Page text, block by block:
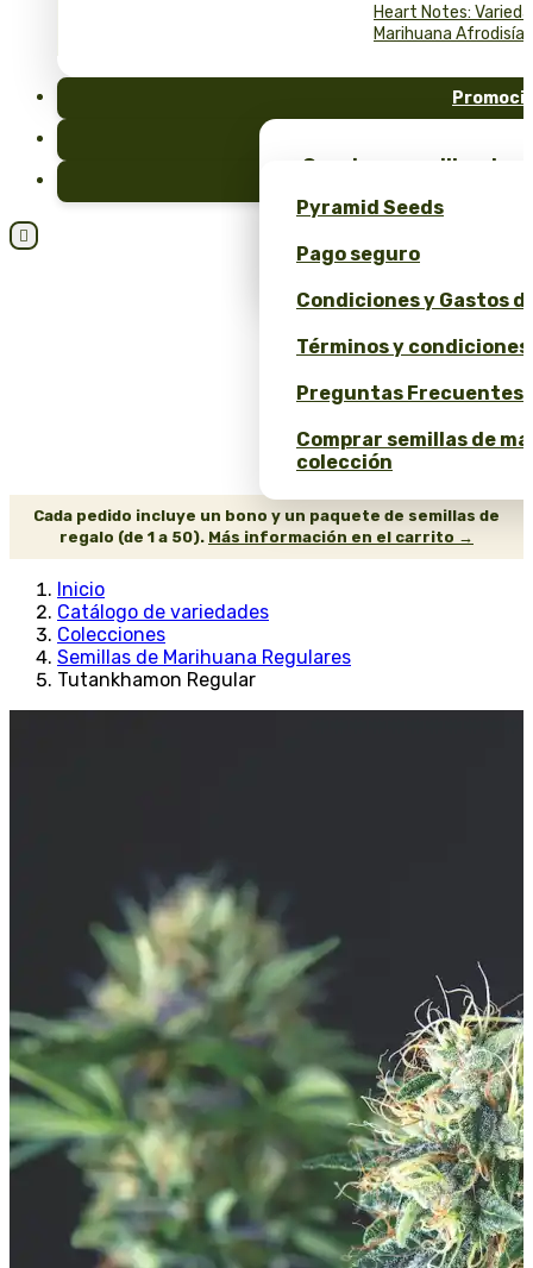
Heart Notes:
Marihuana
¡Consigue semillas de
Seeds!
Obtén un 10% de
Pyramid Seeds
Pago seguro
Condiciones y Gastos
Términos y
Preguntas Frecuentes
Comprar semillas de
colección

Cada pedido incluye un bono y un paquete de semillas de
regalo (de 1 a 50). Más información en el carrito →
Inicio
Catálogo de variedades
Colecciones
Semillas de Marihuana Regulares
Tutankhamon Regular